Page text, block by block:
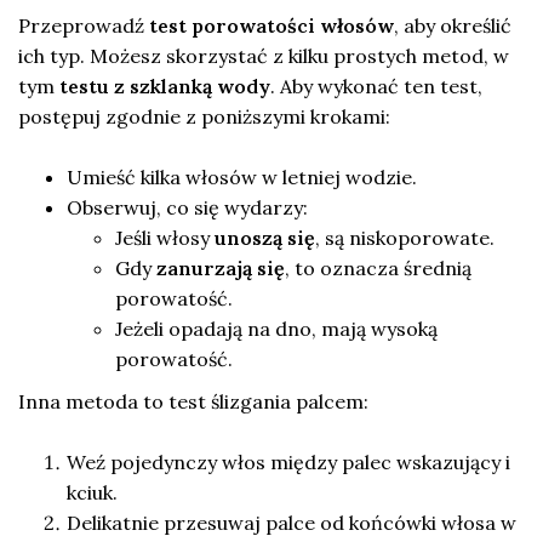
Przeprowadź test porowatości włosów, aby określić
ich typ. Możesz skorzystać z kilku prostych metod, w
tym testu z szklanką wody. Aby wykonać ten test,
postępuj zgodnie z poniższymi krokami:
Umieść kilka włosów w letniej wodzie.
Obserwuj, co się wydarzy:
Jeśli włosyunoszą się, są niskoporowate.
Gdyzanurzają się, to oznacza średnią
porowatość.
Jeżeli opadają na dno, mają wysoką
porowatość.
Inna metoda to test ślizgania palcem:
Weź pojedynczy włos między palec wskazujący i
kciuk.
Delikatnie przesuwaj palce od końcówki włosa w